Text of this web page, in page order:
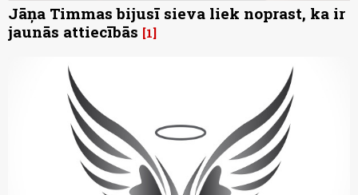
Jāņa Timmas bijusī sieva liek noprast, ka ir
jaunās attiecībās 1